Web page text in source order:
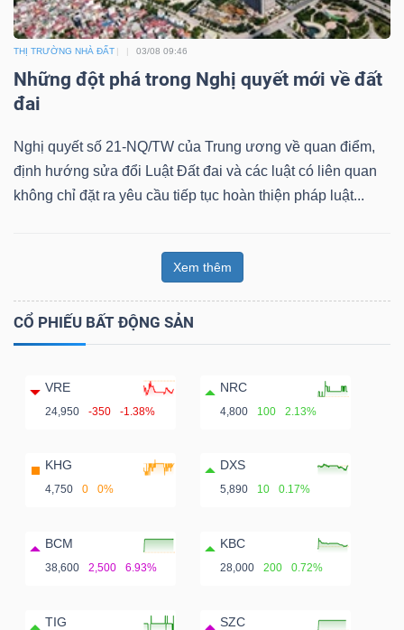
THỊ TRƯỜNG NHÀ ĐẤT 03/08 09:46
Những đột phá trong Nghị quyết mới về đất
đai
Nghị quyết số 21-NQ/TW của Trung ương về quan điểm,
định hướng sửa đổi Luật Đất đai và các luật có liên quan
không chỉ đặt ra yêu cầu tiếp tục hoàn thiện pháp luật...
Xem thêm
CỔ PHIẾU BẤT ĐỘNG SẢN
VRE
24,950 -350 -1.38%
NRC
4,800 100 2.13%
KHG
4,750 0 0%
DXS
5,890 10 0.17%
BCM
38,600 2,500 6.93%
KBC
28,000 200 0.72%
TIG SZC